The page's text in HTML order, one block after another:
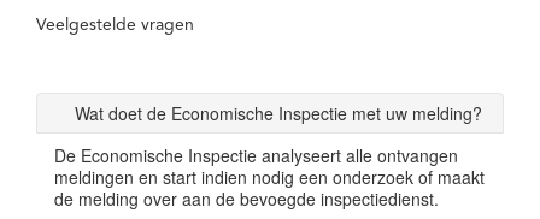
Veelgestelde vragen
Wat doet de Economische Inspectie met uw melding?
De Economische Inspectie analyseert alle ontvangen
meldingen en start indien nodig een onderzoek of maakt
de melding over aan de bevoegde inspectiedienst.